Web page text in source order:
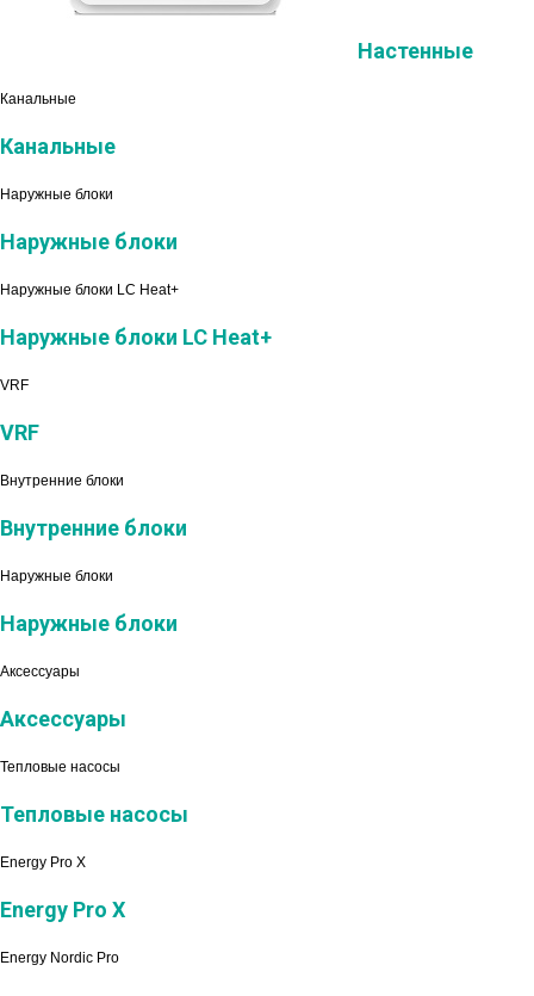
Настенные
Канальные
Канальные
Наружные блоки
Наружные блоки
Наружные блоки LC Heat+
Наружные блоки LC Heat+
VRF
VRF
Внутренние блоки
Внутренние блоки
Наружные блоки
Наружные блоки
Аксессуары
Аксессуары
Тепловые насосы
Тепловые насосы
Energy Pro X
Energy Pro X
Energy Nordic Pro